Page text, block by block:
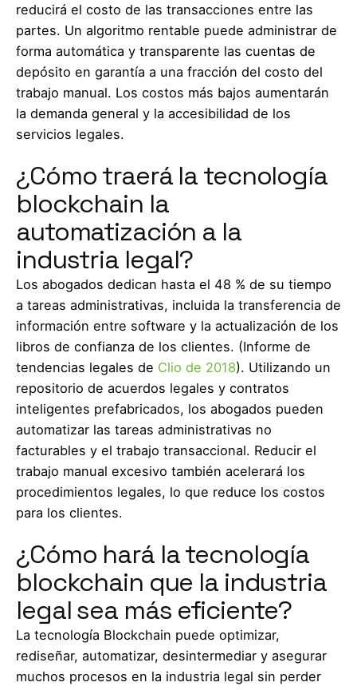
reducirá el costo de las transacciones entre las
partes. Un algoritmo rentable puede administrar de
forma automática y transparente las cuentas de
depósito en garantía a una fracción del costo del
trabajo manual. Los costos más bajos aumentarán
la demanda general y la accesibilidad de los
servicios legales.
¿Cómo traerá la tecnología
blockchain la
automatización a la
industria legal?
Los abogados dedican hasta el 48 % de su tiempo
a tareas administrativas, incluida la transferencia de
información entre software y la actualización de los
libros de confianza de los clientes. (Informe de
tendencias legales de Clio de 2018). Utilizando un
repositorio de acuerdos legales y contratos
inteligentes prefabricados, los abogados pueden
automatizar las tareas administrativas no
facturables y el trabajo transaccional. Reducir el
trabajo manual excesivo también acelerará los
procedimientos legales, lo que reduce los costos
para los clientes.
¿Cómo hará la tecnología
blockchain que la industria
legal sea más eficiente?
La tecnología Blockchain puede optimizar,
rediseñar, automatizar, desintermediar y asegurar
muchos procesos en la industria legal sin perder